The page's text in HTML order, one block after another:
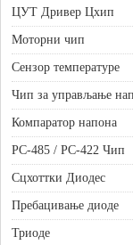
ЦУТ Дривер Цхип
Моторни чип
Сензор температуре
Компаратор напона
РС-485 / РС-422 Чип
Сцхоттки Диодес
Пребацивање диоде
Триоде